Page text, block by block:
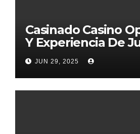
Casinado Casino
Y Experiencia De
2026
JUN 29, 2025